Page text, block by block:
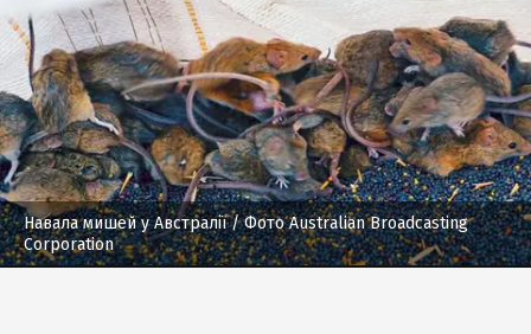
Навала мишей у Австралії/ Фото Australian Broadcasting
Corporation